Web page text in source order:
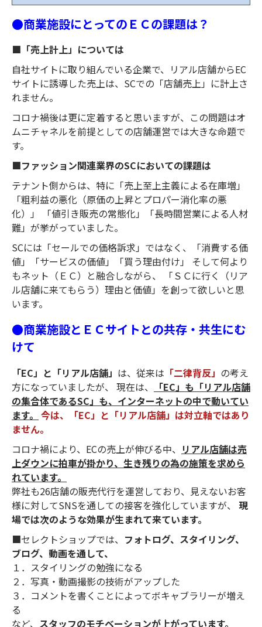
●商業施設にとってのＥＣの課題は？
■「売上計上」については
自社サイトに取り組んでいる企業で、リアル店舗からEC
サイトに誘導した売上は、SCでの「店舗売上」に計上さ
れません。
コロナ禍後は更に定着すると思いますが、この問題はオ
ムニチャネルを前提としての店舗運営では大きな命題で
す。
■ファッション関連業界のSCにおいての課題は
テナント側からは、特に「売上至上主義による在庫増」
「粗利益の悪化（原価の上昇とプロパー消化率の悪
化）」 「値引き販売の常態化」「長時間営業による人材
難」が挙がっていました。
SCには「セールでの価格訴求」ではなく、「消費する価
値」「サービスの価値」「買う理由付け」 そして何より
もネット（ＥＣ）と融合しながら、 「ＳＣに行く（リア
ル店舗に来てもらう）理由と価値」を創って欲しいと思
います。
●商業施設とＥＣサイトとの共存・共生にむ
けて
「EC」と「リアル店舗」 は、従来は 「二律背反」 の考え
方になっていましたが、 現在は、
「EC」も「リアル店舗
の集合体であるSC」も、インターネットの中で動いてい
ます。 今は、「EC」と「リアル店舗」は対立軸ではあり
ません。
コロナ禍により、ECの売上が伸びる中、 リアル店舗は売
上ダウンに拍車が掛かり、生き残りの為の施策を求めら
れています。
弊社も26店舗の販売代行を運営しており、見えないお客
様に対してSNSを通しての接客を強化していますが、
現
場では次のような効果が生まれて来ています。
■セレクトショップでは、 フォトログ、スタイリング、
ブログ、動画を通して、
１．スタイリングの勉強になる
２．写真・動画撮影の技術がアップした
３．コメントを書くことによってボキャブラリーが増え
る
など、 スタッフのモチベーションが上がっています。